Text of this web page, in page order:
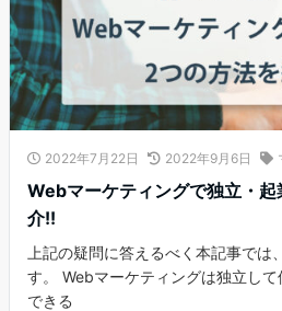
2022年7月22日 2022年9月6日
Webマーケティングで独立・
介!!
上記の疑問に答えるべく本記事では
す。 Webマーケティングは独立し
できる